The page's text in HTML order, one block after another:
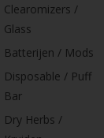
Clearomizers /
Glass
Batterijen / Mods
Disposable / Puff
Bar
Dry Herbs /